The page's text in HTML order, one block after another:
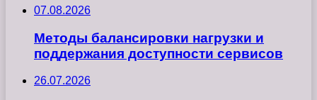
07.08.2026
Методы балансировки нагрузки и
поддержания доступности сервисов
26.07.2026